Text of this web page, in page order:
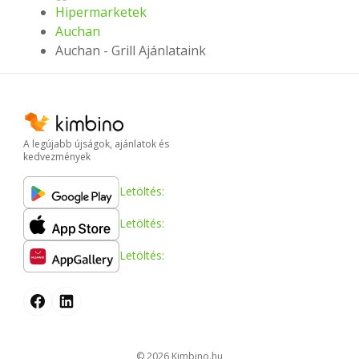
Hipermarketek
Auchan
Auchan - Grill Ajánlataink
A legújabb újságok, ajánlatok és
kedvezmények
Letöltés:
Letöltés:
Letöltés: